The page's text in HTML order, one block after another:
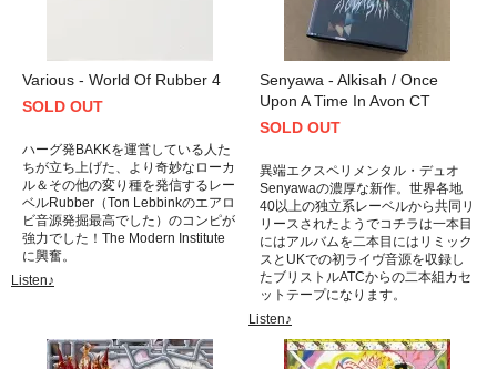
Various - World Of Rubber 4
SOLD OUT
ハーグ発BAKKを運営している人た
ちが立ち上げた、より奇妙なローカ
ル＆その他の変り種を発信するレー
ベルRubber（Ton Lebbinkのエアロ
ビ音源発掘最高でした）のコンピが
強力でした！The Modern Institute
に興奮。
Listen♪
Senyawa - Alkisah / Once
Upon A Time In Avon CT
SOLD OUT
異端エクスペリメンタル・デュオ
Senyawaの濃厚な新作。世界各地
40以上の独立系レーベルから共同リ
リースされたようでコチラは一本目
にはアルバムを二本目にはリミック
スとUKでの初ライヴ音源を収録し
たブリストルATCからの二本組カセ
ットテープになります。
Listen♪